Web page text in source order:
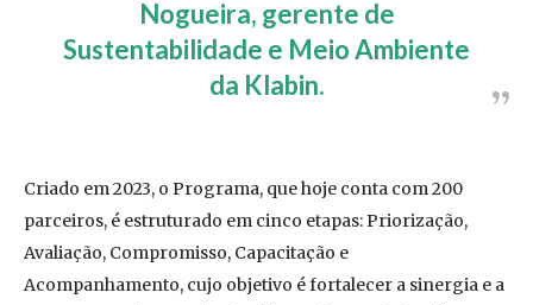
Nogueira, gerente de
Sustentabilidade e Meio Ambiente
da Klabin.
Criado em 2023, o Programa, que hoje conta com 200
parceiros, é estruturado em cinco etapas: Priorização,
Avaliação, Compromisso, Capacitação e
Acompanhamento, cujo objetivo é fortalecer a sinergia e a